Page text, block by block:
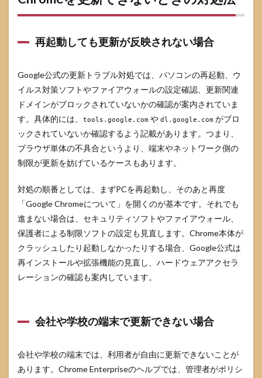
再起動しても更新が反映されない場合
Google公式の更新トラブル対処では、パソコンの再起動、ウ
イルス対策ソフトやファイアウォールの設定確認、更新関連
ドメインがブロックされていないかの確認が案内されていま
す。具体的には、
tools.google.com や dl.google.com がブロ
ックされていないか確認するよう記載があります。つまり、
ブラウザ単体の不具合というより、端末やネットワーク側の
制限が更新を妨げているケースもあります。
対処の順番としては、まずPCを再起動し、そのあと再度
「Google Chromeについて」を開くのが基本です。それでも
進まない場合は、セキュリティソフトやファイアウォール、
保護者による制限ソフトの設定も見直します。Chrome本体が
クラッシュしたり起動しなかったりする場合、Google公式は
再インストールや拡張機能の見直し、ハードウェアアクセラ
レーションの確認も案内しています。
会社や学校の端末で更新できない場合
会社や学校の端末では、利用者が自由に更新できないことが
あります。Chrome Enterpriseのヘルプでは、管理者がポリシ